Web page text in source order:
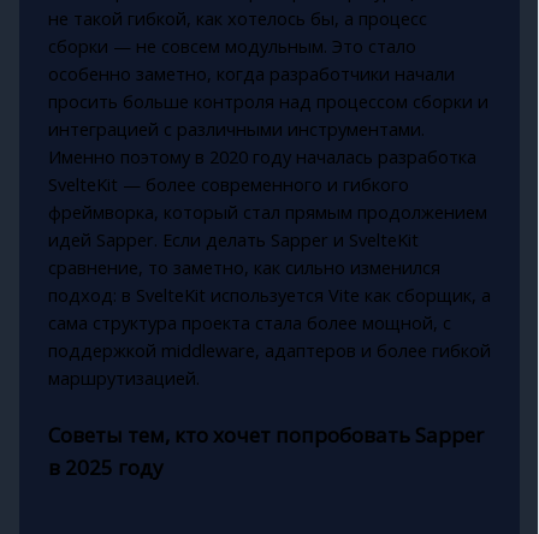
не такой гибкой, как хотелось бы, а процесс
сборки — не совсем модульным. Это стало
особенно заметно, когда разработчики начали
просить больше контроля над процессом сборки и
интеграцией с различными инструментами.
Именно поэтому в 2020 году началась разработка
SvelteKit — более современного и гибкого
фреймворка, который стал прямым продолжением
идей Sapper. Если делать Sapper и SvelteKit
сравнение, то заметно, как сильно изменился
подход: в SvelteKit используется Vite как сборщик, а
сама структура проекта стала более мощной, с
поддержкой middleware, адаптеров и более гибкой
маршрутизацией.
Советы тем, кто хочет попробовать Sapper
в 2025 году